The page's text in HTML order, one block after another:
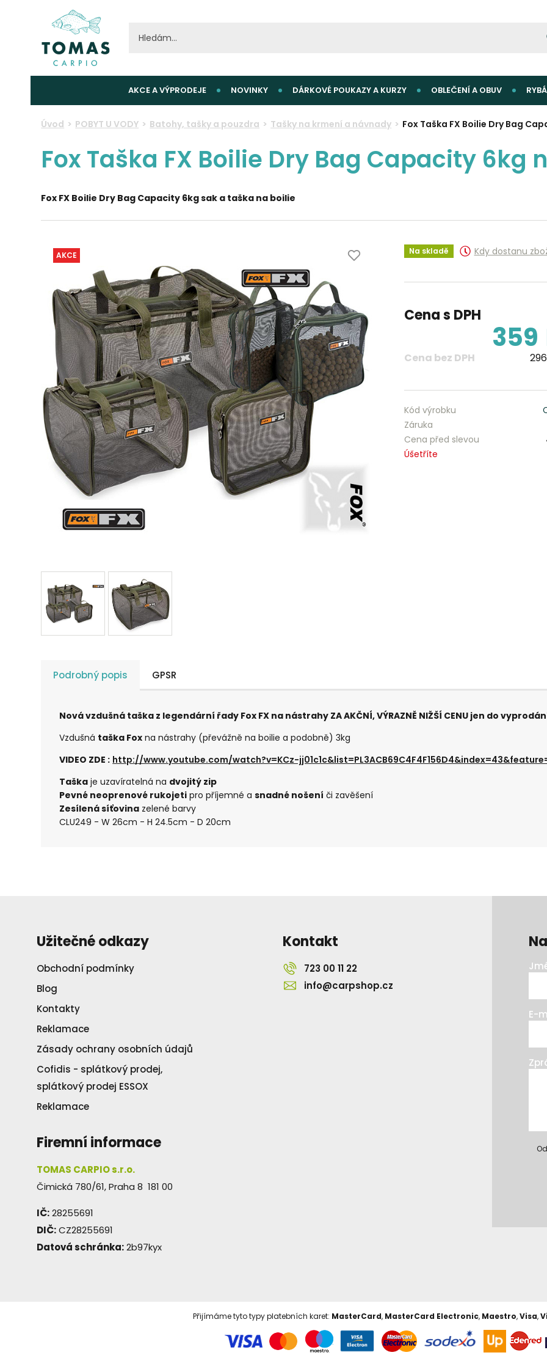
AKCE A VÝPRODEJE NOVINKY DÁRKOVÉ POUKAZY A KURZY OBLEČENÍ A OBUV
Úvod POBYT U VODY Batohy, tašky a pouzdra Tašky na krmení a návnady Fox Taška FX Boilie Dry Bag
Fox Taška FX Boilie Dry Bag Capacity 6kg
Fox FX Boilie Dry Bag Capacity 6kg sak a taška na boilie
AKCE Na skladě Kdy dostanu
Cena s DPH
359
Cena bez DPH
Kód výrobku
Záruka
Cena před slevou
Úšetříte
Podrobný popis GPSR
Nová vzdušná taška z legendární řady Fox FX na nástrahy ZA AKČNÍ, VÝRAZNĚ NIŽŠÍ CENU jen do
Vzdušná taška Fox na nástrahy (převážně na boilie a podobně) 3kg
VIDEO ZDE : http://www.youtube.com/watch?v=KCz-
Taška je uzavíratelná na dvojitý zip
Pevné neoprenové rukojeti pro příjemné asnadné nošení či zavěšení
Zesílená síťovina zelené barvy
CLU249 - W 26cm - H 24.5cm - D 20cm
Užitečné odkazy
Obchodní podmínky
Blog
Kontakty
Reklamace
Zásady ochrany osobních údajů
Cofidis - splátkový prodej,
splátkový prodej ESSOX
Reklamace
Firemní informace
TOMAS CARPIO s.r.o.
Čimická 780/61, Praha 8 181 00
IČ:28255691
DIČ:CZ28255691
Datová schránka:2b97kyx
Kontakt
723 00 11 22
info@carpshop.cz
E-
Přijímáme tyto typy platebních karet: MasterCard, MasterCard Electronic, Maestro,Visa,